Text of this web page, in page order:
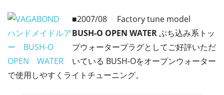
■2007/08 Factory tune model
BUSH-O OPEN WATERぶち込み系トッ
プウォータープラグとしてご好評いただ
いている BUSH-Oをオープンウォーター
で使用しやすくライトチューニング。